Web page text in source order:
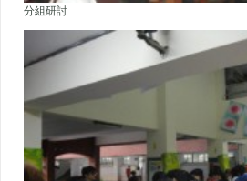
分組研討